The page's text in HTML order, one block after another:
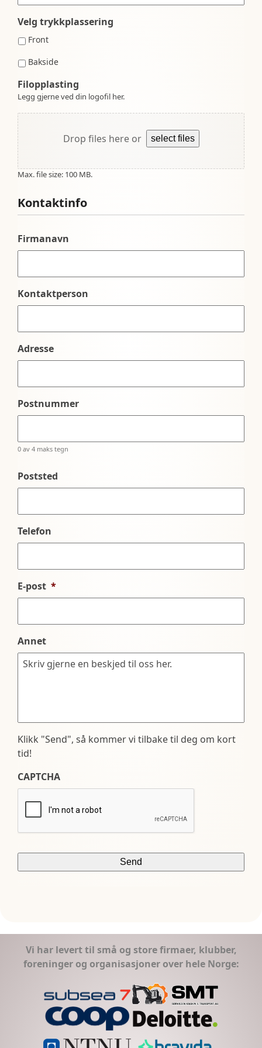
Velg trykkplassering
Front
Bakside
Filopplasting
Legg gjerne ved din logofil her.
Drop files here or select files
Max. file size: 100 MB.
Kontaktinfo
Firmanavn
Kontaktperson
Adresse
Postnummer
0 av 4 maks tegn
Poststed
Telefon
E-post *
Annet
Klikk "Send", så kommer vi tilbake til deg om kort
tid!
CAPTCHA
Vi har levert til små og store firmaer, klubber,
foreninger og organisasjoner over hele Norge: